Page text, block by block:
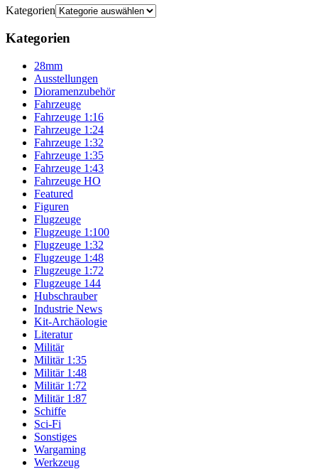
Kategorien
Kategorien
28mm
Ausstellungen
Dioramenzubehör
Fahrzeuge
Fahrzeuge 1:16
Fahrzeuge 1:24
Fahrzeuge 1:32
Fahrzeuge 1:35
Fahrzeuge 1:43
Fahrzeuge HO
Featured
Figuren
Flugzeuge
Flugzeuge 1:100
Flugzeuge 1:32
Flugzeuge 1:48
Flugzeuge 1:72
Flugzeuge 144
Hubschrauber
Industrie News
Kit-Archäologie
Literatur
Militär
Militär 1:35
Militär 1:48
Militär 1:72
Militär 1:87
Schiffe
Sci-Fi
Sonstiges
Wargaming
Werkzeug